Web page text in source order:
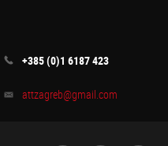
+385 (0)1 6187 423
attzagreb@gmail.com